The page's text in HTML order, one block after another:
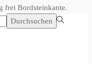
frei Bordsteinkante.
Durchsuchen